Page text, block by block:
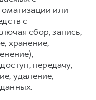
или
с
сбор, запись,
хранение,
передачу,
удаление,